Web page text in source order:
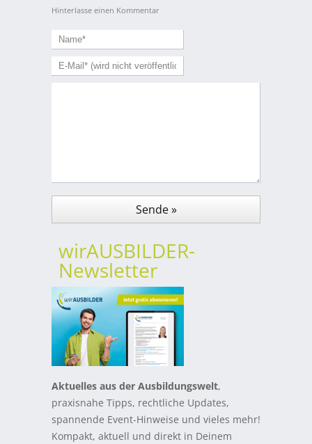
Hinterlasse einen Kommentar
wirAUSBILDER-
Newsletter
Aktuelles aus der Ausbildungswelt,
praxisnahe Tipps, rechtliche Updates,
spannende Event-Hinweise und vieles mehr!
Kompakt, aktuell und direkt in Deinem